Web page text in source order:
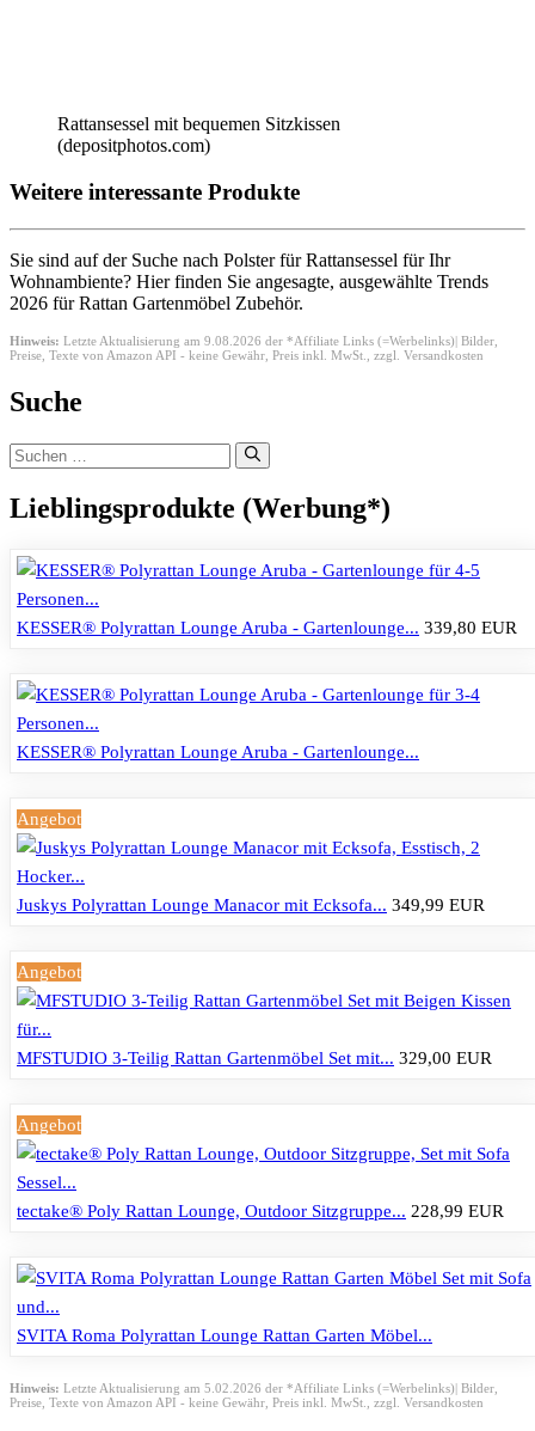
Rattansessel mit bequemen Sitzkissen
(depositphotos.com)
Weitere interessante Produkte
Sie sind auf der Suche nach Polster für Rattansessel für Ihr
Wohnambiente? Hier finden Sie angesagte, ausgewählte Trends
2026 für Rattan Gartenmöbel Zubehör.
Hinweis: Letzte Aktualisierung am 9.08.2026 der *Affiliate Links (=Werbelinks)| Bilder,
Preise, Texte von Amazon API - keine Gewähr, Preis inkl. MwSt., zzgl. Versandkosten
Suche
Suchen
nach:
Lieblingsprodukte (Werbung*)
KESSER® Polyrattan Lounge Aruba - Gartenlounge... 339,80 EUR
KESSER® Polyrattan Lounge Aruba - Gartenlounge...
Angebot
Juskys Polyrattan Lounge Manacor mit Ecksofa... 349,99 EUR
Angebot
MFSTUDIO 3-Teilig Rattan Gartenmöbel Set mit... 329,00 EUR
Angebot
tectake® Poly Rattan Lounge, Outdoor Sitzgruppe... 228,99 EUR
SVITA Roma Polyrattan Lounge Rattan Garten Möbel...
Hinweis: Letzte Aktualisierung am 5.02.2026 der *Affiliate Links (=Werbelinks)| Bilder,
Preise, Texte von Amazon API - keine Gewähr, Preis inkl. MwSt., zzgl. Versandkosten